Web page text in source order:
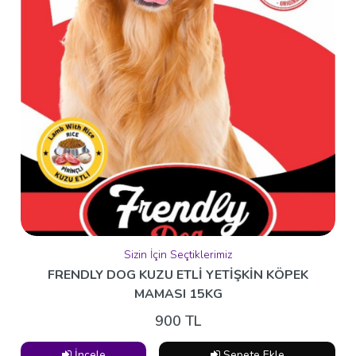
İncele Sepete Ekle
Kargo Hariç
Haftanın Ürünleri
CMT TEST KABI
Sepete Ekle
Sizin İçin Seçtiklerimiz
FRENDLY DOG KUZU ETLİ YETİŞKİN KÖPEK
MAMASI 15KG
900 TL